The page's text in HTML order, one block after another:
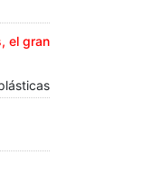
el gran